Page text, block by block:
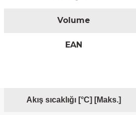
Volume
EAN
Akış sıcaklığı [°C] [Maks.]